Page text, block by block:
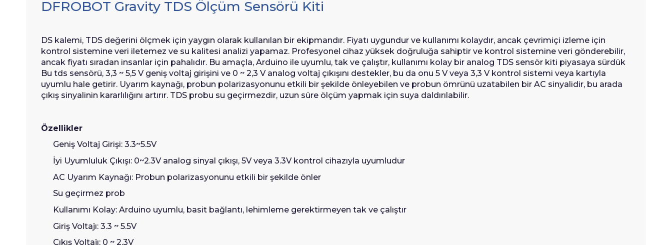
DFROBOT Gravity TDS Ölçüm Sensörü Kiti
DS kalemi, TDS değerini ölçmek için yaygın olarak kullanılan bir ekipmandır. Fiyatı uygundur ve kullanımı kolaydır, ancak çevrimiçi izleme için
kontrol sistemine veri iletemez ve su kalitesi analizi yapamaz. Profesyonel cihaz yüksek doğruluğa sahiptir ve kontrol sistemine veri gönderebilir,
ancak fiyatı sıradan insanlar için pahalıdır. Bu amaçla, Arduino ile uyumlu, tak ve çalıştır, kullanımı kolay bir analog TDS sensör kiti piyasaya sürdük
Bu tds sensörü, 3,3 ~ 5,5 V geniş voltaj girişini ve 0 ~ 2,3 V analog voltaj çıkışını destekler, bu da onu 5 V veya 3,3 V kontrol sistemi veya kartıyla
uyumlu hale getirir. Uyarım kaynağı, probun polarizasyonunu etkili bir şekilde önleyebilen ve probun ömrünü uzatabilen bir AC sinyalidir, bu arada
çıkış sinyalinin kararlılığını artırır. TDS probu su geçirmezdir, uzun süre ölçüm yapmak için suya daldırılabilir.
Özellikler
Geniş Voltaj Girişi: 3.3~5.5V
İyi Uyumluluk Çıkışı: 0~2.3V analog sinyal çıkışı, 5V veya 3.3V kontrol cihazıyla uyumludur
AC Uyarım Kaynağı: Probun polarizasyonunu etkili bir şekilde önler
Su geçirmez prob
Kullanımı Kolay: Arduino uyumlu, basit bağlantı, lehimleme gerektirmeyen tak ve çalıştır
Giriş Voltajı: 3.3 ~ 5.5V
Çıkış Voltajı: 0 ~ 2.3V